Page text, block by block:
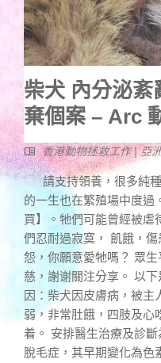
柴犬 內分泌紊
棄個案 – Arc
香港動物拯救工作 | 亞
請支持領養，很多純種
的一生也在繁殖場中度過
買】。牠們可能曾經被虐
們忍耐過寂寞， 飢餓，
怨，你願意愛牠嗎？ 眾
慈，謝谢關注分享。 以
因：柴犬因皮膚病，被主
弱，非常肚餓，四肢及心
着。 安排醫生治療及診
脫毛症，其早期變化為色